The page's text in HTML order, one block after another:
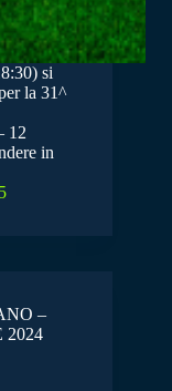
si
la 31^
12
in
–
2024